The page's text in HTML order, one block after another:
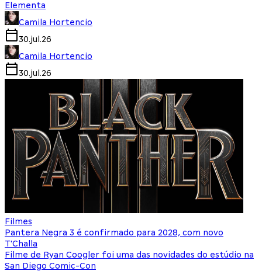
Elementa
Camila Hortencio
30.jul.26
Camila Hortencio
30.jul.26
Filmes
Pantera Negra 3 é confirmado para 2028, com novo
T'Challa
Filme de Ryan Coogler foi uma das novidades do estúdio na
San Diego Comic-Con